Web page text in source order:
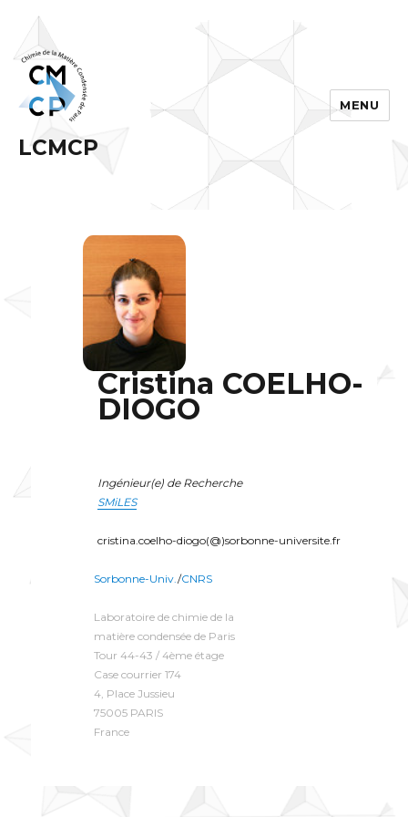
LCMCP
MENU
Cristina COELHO-
DIOGO
Ingénieur(e) de Recherche
SMiLES
cristina.coelho-diogo(@)sorbonne-universite.fr
Sorbonne-Univ./CNRS
Laboratoire de chimie de la
matière condensée de Paris
Tour 44-43 / 4ème étage
Case courrier 174
4, Place Jussieu
75005 PARIS
France